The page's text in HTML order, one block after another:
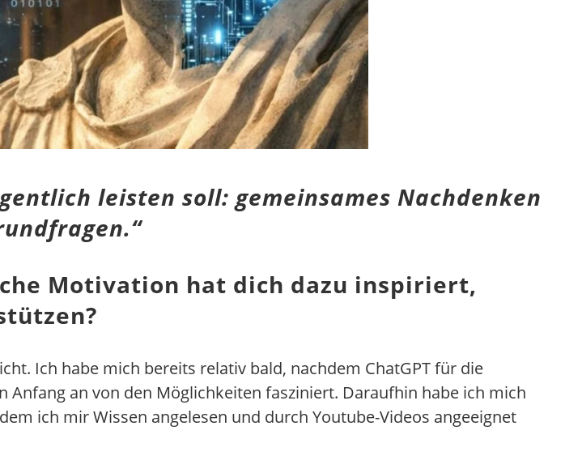
leisten soll: gemeinsames Nachdenken
Motivation hat dich dazu inspiriert,
Ich habe mich bereits relativ bald, nachdem ChatGPT für die
an von den Möglichkeiten fasziniert. Daraufhin habe ich mich
ich mir Wissen angelesen und durch Youtube-Videos angeeignet